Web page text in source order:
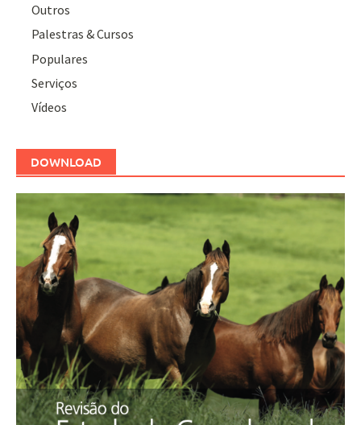
Outros
Palestras & Cursos
Populares
Serviços
Vídeos
DOWNLOAD